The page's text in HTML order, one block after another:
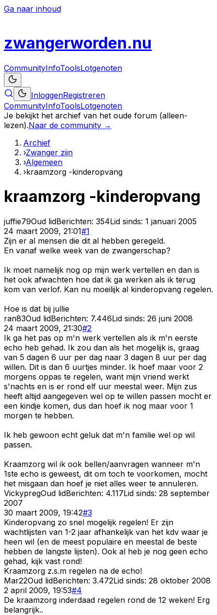
Ga naar inhoud
zwangerworden.nu
CommunityInfoToolsLotgenoten
InloggenRegistreren
CommunityInfoToolsLotgenoten
Je bekijkt het archief van het oude forum (alleen-
lezen).Naar de community →
Archief
›Zwanger zijn
›Algemeen
›kraamzorg -kinderopvang
kraamzorg -kinderopvang
juffie79Oud lidBerichten: 354Lid sinds: 1 januari 2005
24 maart 2009, 21:01#1
Zijn er al mensen die dit al hebben geregeld.
En vanaf welke week van de zwangerschap?
Ik moet namelijk nog op mijn werk vertellen en dan is
het ook afwachten hoe dat ik ga werken als ik terug
kom van verlof. Kan nu moeilijk al kinderopvang regelen.
Hoe is dat bij jullie
ran83Oud lidBerichten: 7.446Lid sinds: 26 juni 2008
24 maart 2009, 21:30#2
Ik ga het pas op m'n werk vertellen als ik m'n eerste
echo heb gehad. Ik zou dan als het mogelijk is, graag
van 5 dagen 6 uur per dag naar 3 dagen 8 uur per dag
willen. Dit is dan 6 uurtjes minder. Ik hoef maar voor 2
morgens oppas te regelen, want mijn vriend werkt
s'nachts en is er rond elf uur meestal weer. Mijn zus
heeft altijd aangegeven wel op te willen passen mocht er
een kindje komen, dus dan hoef ik nog maar voor 1
morgen te hebben.
Ik heb gewoon echt geluk dat m'n familie wel op wil
passen.
Kraamzorg wil ik ook bellen/aanvragen wanneer m'n
1ste echo is geweest, dit om toch te voorkomen, mocht
het misgaan dan hoef je niet alles weer te annuleren.
VickypregOud lidBerichten: 4.117Lid sinds: 28 september
2007
30 maart 2009, 19:42#3
Kinderopvang zo snel mogelijk regelen! Er zijn
wachtlijsten van 1-2 jaar afhankelijk van het kdv waar je
heen wil (en de meest populaire en meestal de beste
hebben de langste lijsten). Ook al heb je nog geen echo
gehad, kijk vast rond!
Kraamzorg z.s.m regelen na de echo!
Mar22Oud lidBerichten: 3.472Lid sinds: 28 oktober 2008
2 april 2009, 19:53#4
De kraamzorg inderdaad regelen rond de 12 weken! Erg
belangrijk..